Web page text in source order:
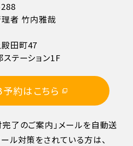
以前
以前
以前 30%
者 竹内雅哉
田町47
テーション1F
約はこちら
了のご案内」メールを自動送
ル対策をされている方は､